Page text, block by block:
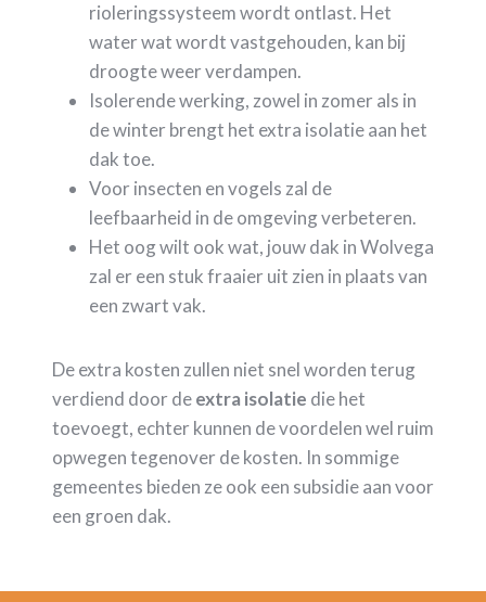
rioleringssysteem wordt ontlast. Het
water wat wordt vastgehouden, kan bij
droogte weer verdampen.
Isolerende werking, zowel in zomer als in
de winter brengt het extra isolatie aan het
dak toe.
Voor insecten en vogels zal de
leefbaarheid in de omgeving verbeteren.
Het oog wilt ook wat, jouw dak in Wolvega
zal er een stuk fraaier uit zien in plaats van
een zwart vak.
De extra kosten zullen niet snel worden terug
verdiend door deextra isolatie die het
toevoegt, echter kunnen de voordelen wel ruim
opwegen tegenover de kosten. In sommige
gemeentes bieden ze ook een subsidie aan voor
een groen dak.